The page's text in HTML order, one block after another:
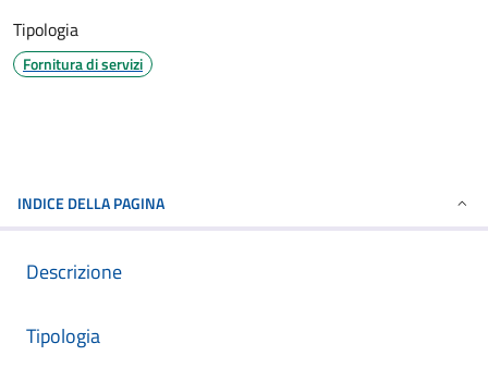
Tipologia
Fornitura di servizi
INDICE DELLA PAGINA
Descrizione
Tipologia